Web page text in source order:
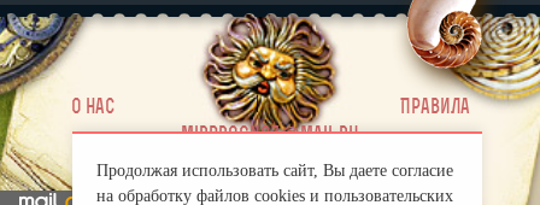
О нас |
Правила
mirprognoz@mail.ru
Продолжая использовать сайт, Вы даете согласие
на обработку файлов cookies и пользовательских